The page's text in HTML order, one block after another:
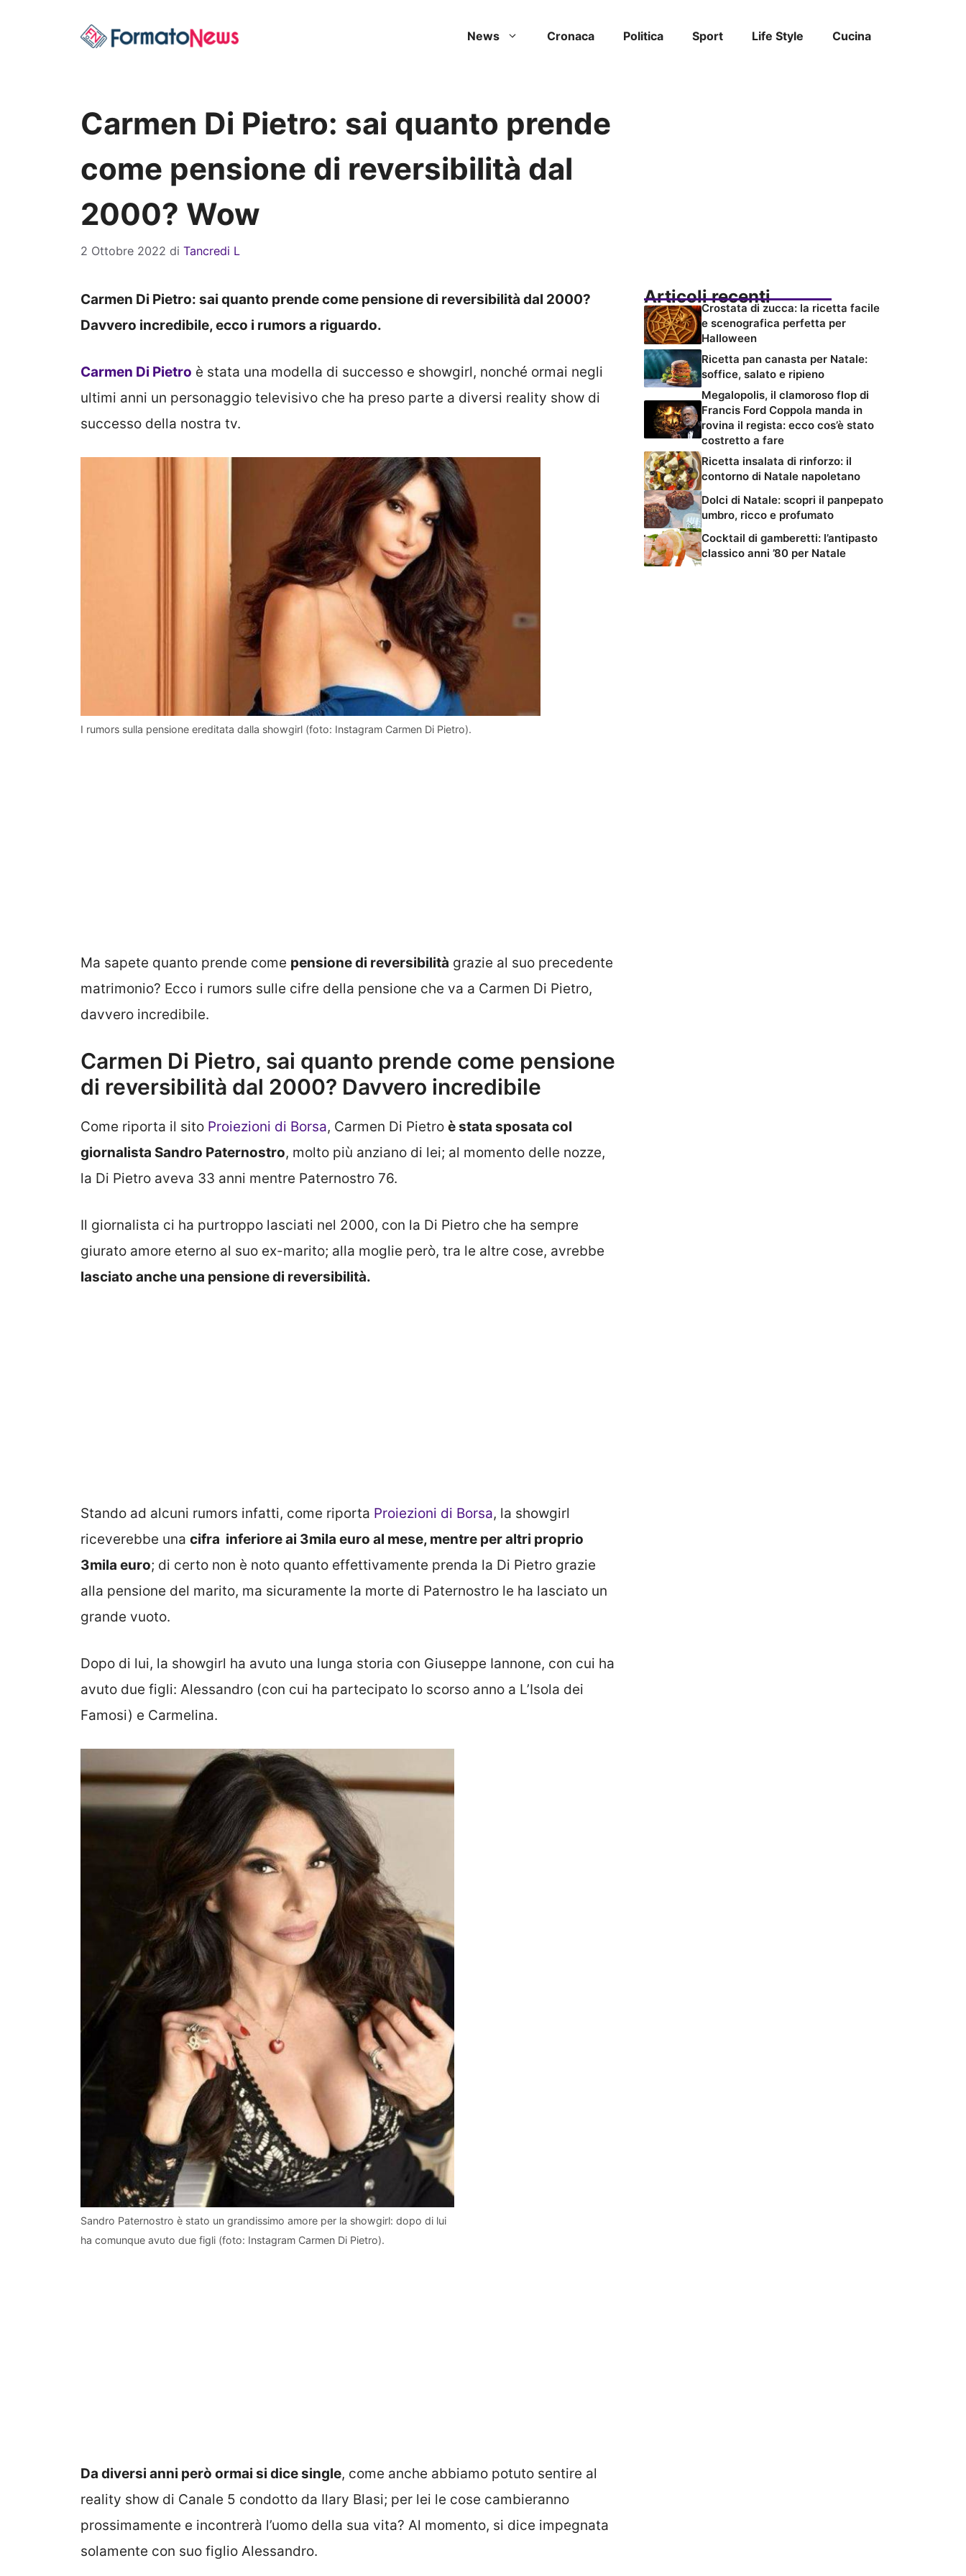
News Cronaca Politica Sport Life Style Cucina
Carmen Di Pietro: sai quanto prende
come pensione di reversibilità dal
2000? Wow
2 Ottobre 2022 di Tancredi L
Carmen Di Pietro: sai quanto prende come pensione di reversibilità dal 2000?
Davvero incredibile, ecco i rumors a riguardo.
Carmen Di Pietro è stata una modella di successo e showgirl, nonché ormai negli
ultimi anni un personaggio televisivo che ha preso parte a diversi reality show di
successo della nostra tv.
I rumors sulla pensione ereditata dalla showgirl (foto: Instagram Carmen Di Pietro).
Ma sapete quanto prende come pensione di reversibilità grazie al suo precedente
matrimonio? Ecco i rumors sulle cifre della pensione che va a Carmen Di Pietro,
davvero incredibile.
Carmen Di Pietro, sai quanto prende come pensione
di reversibilità dal 2000? Davvero incredibile
Come riporta il sito Proiezioni di Borsa, Carmen Di Pietro è stata sposata col
giornalista Sandro Paternostro, molto più anziano di lei; al momento delle nozze,
la Di Pietro aveva 33 anni mentre Paternostro 76.
Il giornalista ci ha purtroppo lasciati nel 2000, con la Di Pietro che ha sempre
giurato amore eterno al suo ex-marito; alla moglie però, tra le altre cose, avrebbe
lasciato anche una pensione di reversibilità.
Stando ad alcuni rumors infatti, come riporta Proiezioni di Borsa, la showgirl
riceverebbe una cifra inferiore ai 3mila euro al mese, mentre per altri proprio
3mila euro; di certo non è noto quanto effettivamente prenda la Di Pietro grazie
alla pensione del marito, ma sicuramente la morte di Paternostro le ha lasciato un
grande vuoto.
Dopo di lui, la showgirl ha avuto una lunga storia con Giuseppe Iannone, con cui ha
avuto due figli: Alessandro (con cui ha partecipato lo scorso anno a L’Isola dei
Famosi) e Carmelina.
Sandro Paternostro è stato un grandissimo amore per la showgirl: dopo di lui
ha comunque avuto due figli (foto: Instagram Carmen Di Pietro).
Da diversi anni però ormai si dice single, come anche abbiamo potuto sentire al
reality show di Canale 5 condotto da Ilary Blasi; per lei le cose cambieranno
prossimamente e incontrerà l’uomo della sua vita? Al momento, si dice impegnata
solamente con suo figlio Alessandro.
Articoli recenti
Crostata di zucca: la ricetta facile
e scenografica perfetta per
Halloween
Ricetta pan canasta per Natale:
soffice, salato e ripieno
Megalopolis, il clamoroso flop di
Francis Ford Coppola manda in
rovina il regista: ecco cos’è stato
costretto a fare
Ricetta insalata di rinforzo: il
contorno di Natale napoletano
Dolci di Natale: scopri il panpepato
umbro, ricco e profumato
Cocktail di gamberetti: l’antipasto
classico anni ’80 per Natale